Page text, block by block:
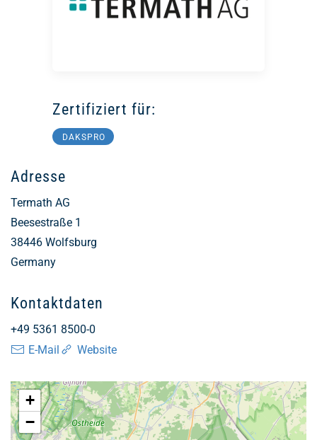
Zertifiziert für:
DAKSPRO
Adresse
Termath AG
Beesestraße 1
38446 Wolfsburg
Germany
Kontaktdaten
+49 5361 8500-0
E-Mail
Website
+
−